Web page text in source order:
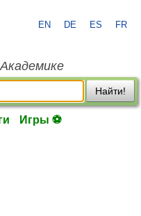
EN DE ES FR
Найти!
Игры ⚽